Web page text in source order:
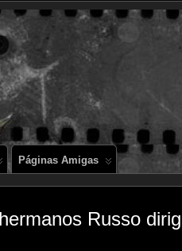
Páginas Amigas
Russo